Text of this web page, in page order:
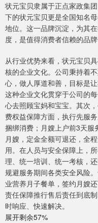
状元宝贝隶属于正点家政集
下的状元宝贝更是全国知名
地位。这一品牌沉淀，为其
度，是值得消费者信赖的品牌
从行业优势来看，状元宝贝
核的企业文化。公司秉持着
心，做人厚道和善，目标是
这种企业文化贯穿于公司的
心去照顾宝妈和宝宝。其次
费权益保障方面，执行先服
捆绑消费；月嫂上户前3天服
月嫂，定金全额可退还，全
用。在人员与安全保障上，
理、统一培训、统一考核，
规避服务期间各类安全风险
业营养月子餐单，签约月嫂
责任保障推行售后责任到底
时响应、快速解决。
展开剩余57%